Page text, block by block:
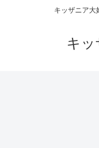
キッザニア大
キッ